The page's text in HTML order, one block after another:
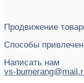
Продвижение
Способы
Написать нам
vs-